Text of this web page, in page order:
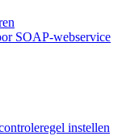
SOAP-webservice
instellen